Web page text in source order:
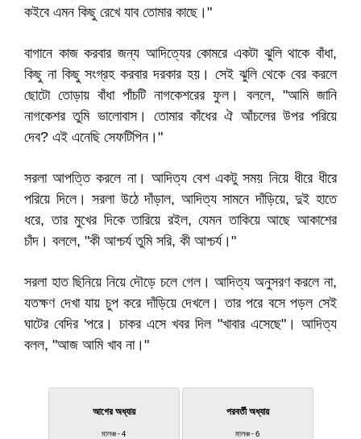
কইবে এমন কিছু রেখে যাব তোমার কাছে।"
বাগানে কাজ করবার জন্য আদিত্যের কোমরে একটা ঝুলি থাকে বাঁধা,
কিছু না কিছু সংগ্রহ করবার দরকার হয়। সেই ঝুলি থেকে বের করলে
ছোটো তোড়ায় বাঁধা পাঁচটি নাগকেশরের ফুল। বললে, "আমি জানি
নাগকেশর তুমি ভালোবাস। তোমার কাঁধের ঐ আঁচলের উপর পরিয়ে
দেব? এই এনেছি সেফটিপিন।"
সরলা আপত্তি করলে না। আদিত্য বেশ একটু সময় নিয়ে ধীরে ধীরে
পরিয়ে দিলে। সরলা উঠে দাঁড়াল, আদিত্য সামনে দাঁড়িয়ে, দুই হাতে
ধরে, তার মুখের দিকে তারিয়ে রইল, যেমন তাকিয়ে আছে আকাশের
চাঁদ। বললে, "কী আশ্চর্য তুমি সরি, কী আশ্চর্য।"
সরলা হাত ছিনিয়ে নিয়ে দৌড়ে চলে গেল। আদিত্য অনুসরণ করলে না,
যতক্ষণ দেখা যায় চুপ করে দাঁড়িয়ে দেখলে। তার পরে বসে পড়ল সেই
ঘাটের বেদির 'পরে। চাকর এসে খবর দিল "খাবার এসেছে"। আদিত্য
বলল, "আজ আমি খাব না।"
আগের অধ্যায়
মালঞ্চ - 4
পরবর্তী অধ্যায়
মালঞ্চ - 6